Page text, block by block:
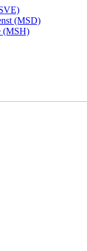
(MSD)
(MSH)